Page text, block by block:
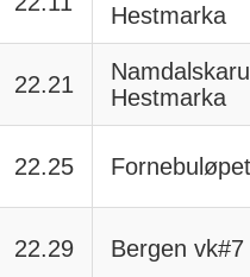
Hestmarka
22.21
Hestmarka
22.25
22.29 Bergen vk#7